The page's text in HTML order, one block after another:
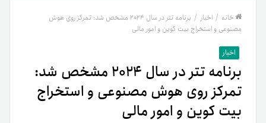
خانه / اخبار /
برنامه تتر در سال ۲۰۲۴ مشخص شد: تمرکز روی هوش
مصنوعی و استخراج بیت کوین و امور مالی
اخبار
برنامه تتر در سال ۲۰۲۴ مشخص شد:
تمرکز روی هوش مصنوعی و استخراج
بیت کوین و امور مالی